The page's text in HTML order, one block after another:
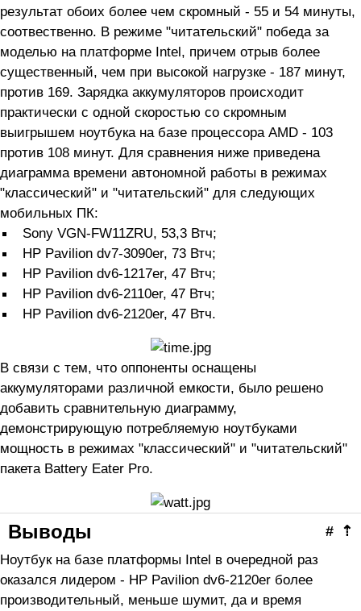
результат обоих более чем скромный - 55 и 54 минуты,
соотвественно. В режиме "читательский" победа за
моделью на платформе Intel, причем отрыв более
существенный, чем при высокой нагрузке - 187 минут,
против 169. Зарядка аккумуляторов происходит
практически с одной скоростью со скромным
выигрышем ноутбука на базе процессора AMD - 103
против 108 минут. Для сравнения ниже приведена
диаграмма времени автономной работы в режимах
"классический" и "читательский" для следующих
мобильных ПК:
Sony VGN-FW11ZRU, 53,3 Втч;
HP Pavilion dv7-3090er, 73 Втч;
HP Pavilion dv6-1217er, 47 Втч;
HP Pavilion dv6-2110er, 47 Втч;
HP Pavilion dv6-2120er, 47 Втч.
В связи с тем, что оппоненты оснащены
аккумуляторами различной емкости, было решено
добавить сравнительную диаграмму,
демонстрирующую потребляемую ноутбуками
мощность в режимах "классический" и "читательский"
пакета Battery Eater Pro.
⇡
#
Выводы
Ноутбук на базе платформы Intel в очередной раз
оказался лидером - HP Pavilion dv6-2120er более
производительный, меньше шумит, да и время